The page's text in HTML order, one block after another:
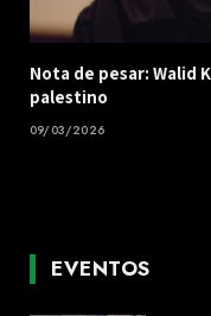
Nota de pesar: Walid
palestino
09/03/2026
EVENTOS